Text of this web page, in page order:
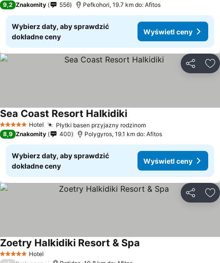
9,2 Znakomity 556 Pefkohori, 19.7 km do: Afitos
Wybierz daty, aby sprawdzić
dokładne ceny
Wyświetl ceny
5 KategoriaHotel Płytki basen przyjazny rodzinom
Sea Coast Resort Halkidiki
8,9 Znakomity 400 Polygyros, 19.1 km do: Afitos
Wybierz daty, aby sprawdzić
dokładne ceny
Wyświetl ceny
5 KategoriaHotel
Zoetry Halkidiki Resort & Spa